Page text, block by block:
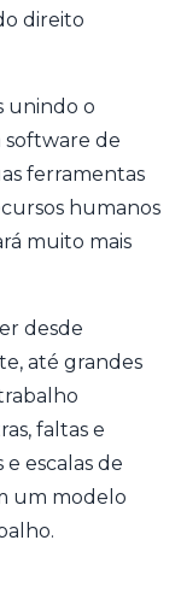
direito
unindo o
de
ferramentas
humanos
muito mais
desde
até grandes
faltas e
escalas de
um modelo